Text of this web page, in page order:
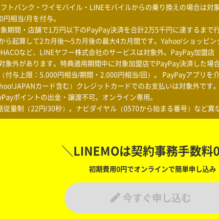
トバンク・ワイモバイル・LINEモバイルからの乗り換えの場合は対
円相当/月を付与。
期間・店舗で1万円以下のPayPay決済を合計2万5千円に達するまで
ら起算して2カ月後～5カ月後の最大4カ月間です。Yahoo!ショッピ
など、LINEヤフー株式会社のサービスは対象外。PayPay加盟
象外があります。特典適用期間中に対象加盟店でPayPay決済した場
付与上限：5,000円相当/期間・2,000円相当/回）。 PayPayアプリを
カード含む）クレジットカードでのお支払いは対象外です
ポイントの出金・譲渡不可。オンライン専用。
量制（22円/30秒）。ナビダイヤル（0570から始まる番号）など異
＼LINEMOは契約事務手数料
初期費用0円でオンラインで簡単申し込み
今すぐ申し込む